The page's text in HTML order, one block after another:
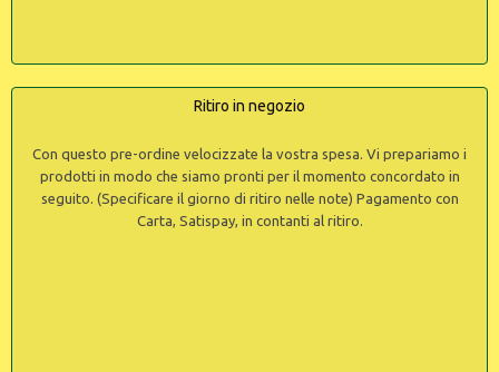
Ritiro in negozio
Con questo pre-ordine velocizzate la vostra spesa. Vi prepariamo i
prodotti in modo che siamo pronti per il momento concordato in
seguito. (Specificare il giorno di ritiro nelle note) Pagamento con
Carta, Satispay, in contanti al ritiro.